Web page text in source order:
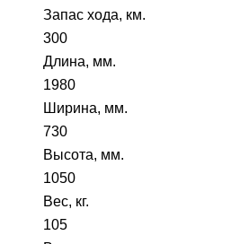
Запас хода, км.
300
Длина, мм.
1980
Ширина, мм.
730
Высота, мм.
1050
Вес, кг.
105